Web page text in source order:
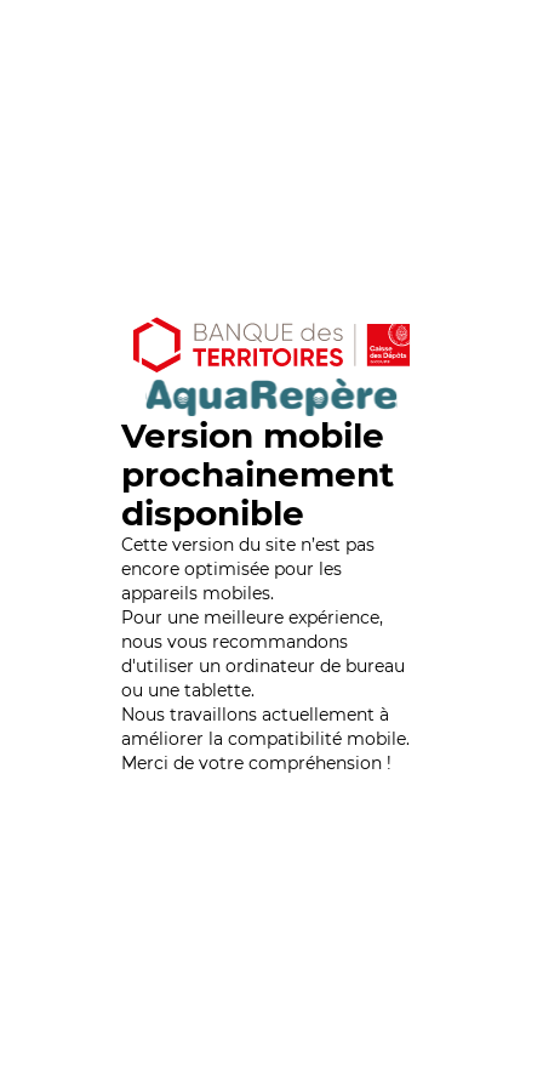
Version mobile
prochainement
disponible
Cette version du site n’est pas
encore optimisée pour les
appareils mobiles.
Pour une meilleure expérience,
nous vous recommandons
d'utiliser un ordinateur de bureau
ou une tablette.
Nous travaillons actuellement à
améliorer la compatibilité mobile.
Merci de votre compréhension !